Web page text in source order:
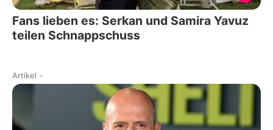
Fans lieben es: Serkan und Samira Yavuz
teilen Schnappschuss
Artikel -